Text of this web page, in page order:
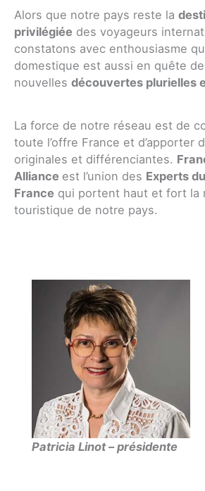
Alors que notre pays reste la
privilégiée des voyageurs
constatons avec enthousiasme
domestique est aussi en quête de
nouvelles découvertes plurielles
La force de notre réseau est de
toute l’offre France et d’apporter
originales et différenciantes.
Alliance est l’union des Experts
France qui portent haut et fort la
touristique de notre pays.
Patricia Linot – présidente